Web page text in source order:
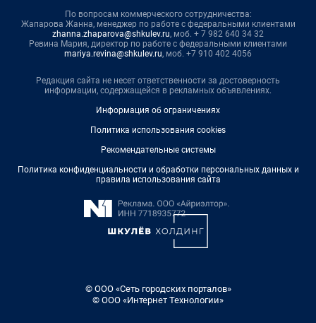
По вопросам коммерческого сотрудничества:
Жапарова Жанна, менеджер по работе с федеральными клиентами
zhanna.zhaparova@shkulev.ru, моб. + 7 982 640 34 32
Ревина Мария, директор по работе с федеральными клиентами
mariya.revina@shkulev.ru, моб. +7 910 402 4056
Редакция сайта не несет ответственности за достоверность
информации, содержащейся в рекламных объявлениях.
Информация об ограничениях
Политика использования cookies
Рекомендательные системы
Политика конфиденциальности и обработки персональных данных и
правила использования сайта
© ООО «Сеть городских порталов»
© ООО «Интернет Технологии»